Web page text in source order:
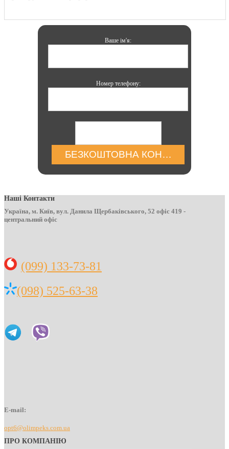
Ваше ім'я:
Номер телефону:
БЕЗКОШТОВНА КОНСУЛЬТАЦІЯ
Наші Контакти
Україна, м. Київ, вул. Данила Щербаківського, 52 офіс 419 -
центральний офіс
(099) 133-73-81
(098) 525-63-38
E-mail:
opt6@olimpeks.com.ua
ПРО КОМПАНІЮ